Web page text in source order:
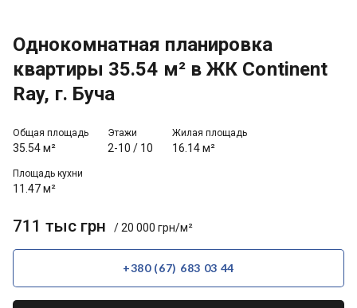
Однокомнатная планировка
квартиры 35.54 м² в ЖК Continent
Ray, г. Буча
Общая площадь
35.54 м²
Этажи
2-10 / 10
Жилая площадь
16.14 м²
Площадь кухни
11.47 м²
711 тыс грн / 20 000 грн/м²
+380 (67) 683 03 44